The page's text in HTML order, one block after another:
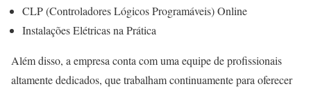
CLP (Controladores Lógicos Programáveis) Online
Instalações Elétricas na Prática
Além disso, a empresa conta com uma equipe de profissionais
altamente dedicados, que trabalham continuamente para oferecer